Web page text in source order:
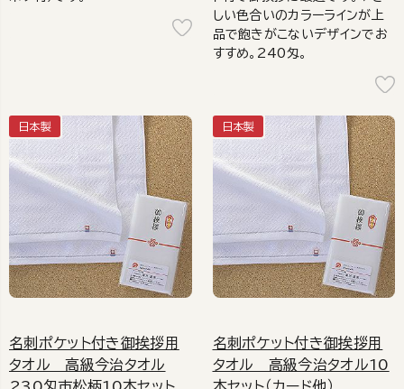
しい色合いのカラーラインが上
品で飽きがこないデザインでお
すすめ。240匁。
名刺ポケット付き御挨拶用
タオル 高級今治タオル
日本製
名刺ポケット付き御挨拶用
タオル 高級今治タオル10
日本製